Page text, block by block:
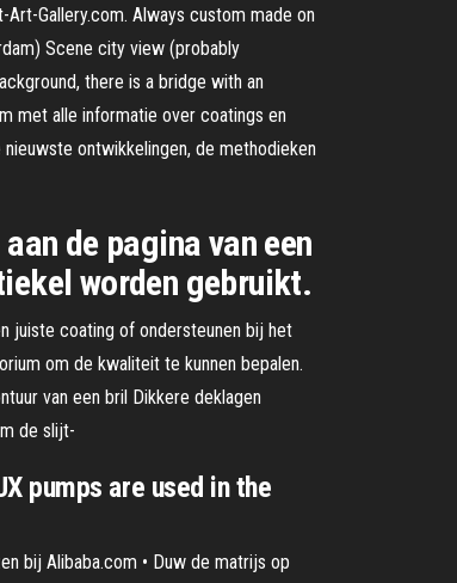
Gallery.com. Always custom made on
Scene city view (probably
there is a bridge with an
met alle informatie over coatings en
ontwikkelingen, de methodieken
de pagina van een
worden gebruikt.
juiste coating of ondersteunen bij het
om de kwaliteit te kunnen bepalen.
van een bril Dikkere deklagen
de slijt-
pumps are used in the
bij Alibaba.com • Duw de matrijs op